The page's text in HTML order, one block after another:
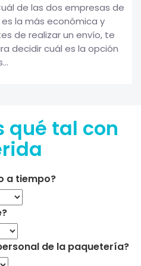
de las dos empresas de
la más económica y
de realizar un envío, te
decidir cuál es la opción
qué tal con
a tiempo?
de la paquetería?